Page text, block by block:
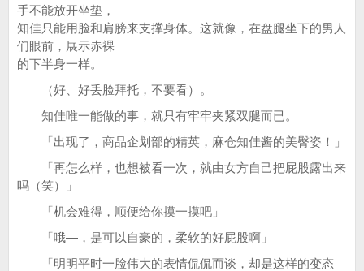
手不能放开坐垫，
知佳只能用脸和肩膀来支撑身体。这就像，在盘腿坐下的男人
们眼前，展示赤裸
的下半身一样。
（好、好丢脸拜托，不要看）。
知佳唯一能做的事，就只有牢牢夹紧双腿而已。
「出现了，商品企划部的精英，麻仓知佳酱的美臀姿！」
「再怎么样，也想被看一次，就由女方自己把屁股露出来
吗（笑）」
「机会难得，顺便给你摸一摸吧」
「哦—，是可以自豪的，柔软的好屁股啊」
「明明平时一脸伟大的表情侃侃而谈，却是这样的变态